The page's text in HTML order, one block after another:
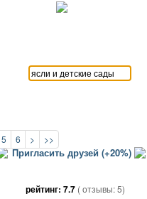
Пригласить друзей (+20%)
5 6 > >>
рейтинг: 7.7 ( отзывы:5)